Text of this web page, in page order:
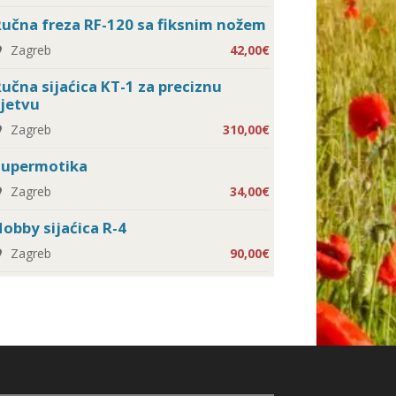
freza RF-120 sa fiksnim nožem
Zagreb 42,00€
sijaćica KT-1 za preciznu
Zagreb 310,00€
Zagreb 34,00€
sijaćica R-4
Zagreb 90,00€